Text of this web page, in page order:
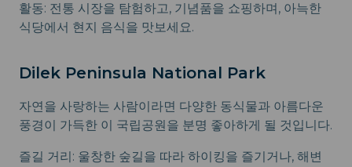
활동: 전통 시장을 탐험하고, 기념품을 쇼핑하며, 아늑한
식당에서 현지 음식을 맛보세요.
Dilek Peninsula National Park
자연을 사랑하는 사람이라면 다양한 동식물과 아름다운
풍경이 가득한 이 국립공원을 분명 좋아하게 될 것입니다.
즐길 거리: 울창한 숲길을 따라 하이킹을 즐기거나, 해변